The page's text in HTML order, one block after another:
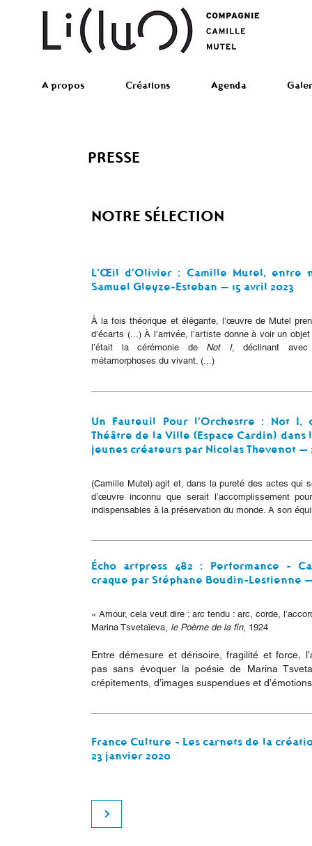
A propos Créations Agenda
PRESSE
NOTRE SÉLECTION
L'Œil d'Olivier : Camille Mutel, entre
Samuel Gleyze-Esteban — 15 avril 2023
À la fois théorique et élégante, l’œuvre de Mutel
d’écarts (...) À l’arrivée, l’artiste donne à voir un
l’était la cérémonie de Not I, déclinant avec
métamorphoses du vivant. (...)
Un Fauteuil Pour l'Orchestre : Not I,
Théâtre de la Ville (Espace Cardin) dans
jeunes créateurs par Nicolas Thevenot —
(Camille Mutel) agit et, dans la pureté des actes qui
d’œuvre inconnu que serait l’accomplissement
indispensables à la préservation du monde. A son
Écho artpress 482 : Performance -
craque par Stéphane Boudin-Lestienne
« Amour, cela veut dire : arc tendu : arc, corde,
Marina Tsvetaïeva, le Poème de la fin, 1924
Entre démesure et dérisoire, fragilité et force,
pas sans évoquer la poésie de Marina
crépitements, d’images suspendues et
France Culture - Les carnets de la
23 janvier 2020